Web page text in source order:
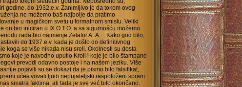
godine, do 1932.e.v. Zanimljivo je da tokom ovog
ne možemo baš najbolje da pratimo
u magičkom svetu u formalnom smislu. Veliki
on bio iniciran u IX O.T.O. a sa sigurnošću možemo
rada bio najmanje Zelator A..A.. . Kako god bilo,
do 1937.e.v. kada je došlo do definitivnog
koga se više nikada nisu sreli. Okolnosti su dosta
koje je navodno uputio Kroli i koje je bilo štampano
prevodi odavno postoje i na našem jeziku. Više
pojavili su se dokazi da je pismo bilo falsifikat,
učestvovali ljudi neprijateljski raspoloženi spram
smatra faktima, ali tada je sve već bilo okončano.